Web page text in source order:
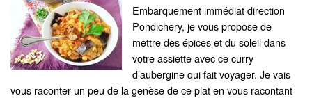
Embarquement immédiat direction
Pondichery, je vous propose de
mettre des épices et du soleil dans
votre assiette avec ce curry
d’aubergine qui fait voyager. Je vais
vous raconter un peu de la genèse de ce plat en vous racontant